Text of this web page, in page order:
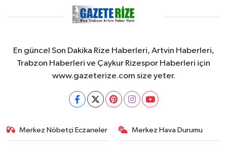
En güncel Son Dakika Rize Haberleri, Artvin Haberleri,
Trabzon Haberleri ve Çaykur Rizespor Haberleri için
www.gazeterize.com size yeter.
Merkez Nöbetçi Eczaneler Merkez Hava Durumu